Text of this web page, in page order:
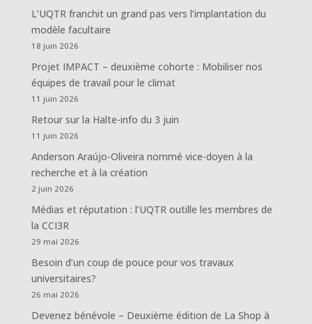
L’UQTR franchit un grand pas vers l’implantation du
modèle facultaire
18 juin 2026
Projet IMPACT – deuxième cohorte : Mobiliser nos
équipes de travail pour le climat
11 juin 2026
Retour sur la Halte-info du 3 juin
11 juin 2026
Anderson Araújo-Oliveira nommé vice-doyen à la
recherche et à la création
2 juin 2026
Médias et réputation : l’UQTR outille les membres de
la CCI3R
29 mai 2026
Besoin d’un coup de pouce pour vos travaux
universitaires?
26 mai 2026
Devenez bénévole – Deuxième édition de La Shop à